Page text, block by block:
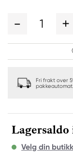
1
Fri frakt over
pakkeautomat.
Velg din butikk